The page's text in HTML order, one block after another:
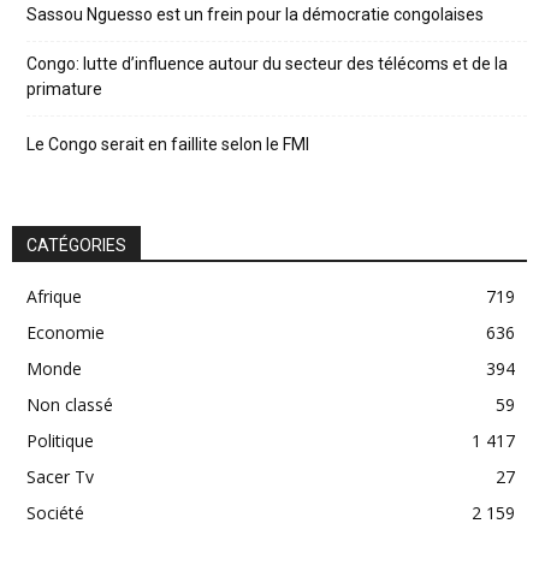
Sassou Nguesso est un frein pour la démocratie congolaises
Congo: lutte d’influence autour du secteur des télécoms et de la
primature
Le Congo serait en faillite selon le FMI
CATÉGORIES
Afrique
719
Economie
636
Monde
394
Non classé
59
Politique
1 417
Sacer Tv
27
Société
2 159